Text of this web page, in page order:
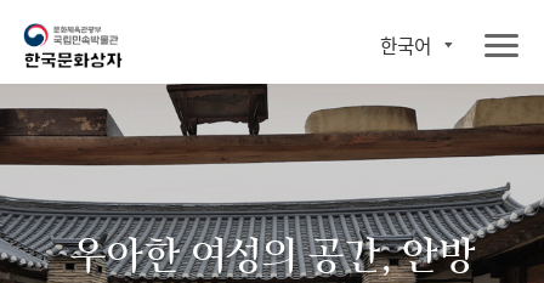
한국어
우아한 여성의 공간, 안방